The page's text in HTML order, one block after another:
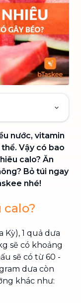
nước, vitamin
Vậy có bao
calo? Ăn
Bỏ túi ngay
nhé!
calo?
Kỳ), 1 quả dưa
sẽ có khoảng
sẽ có từ 60 -
dưa còn
khác như: